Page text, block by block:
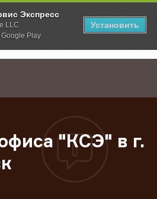
Экспресс
LLC
Google Play
Установить
Открытие офиса "КСЭ" в г.
"КСЭ" в г.